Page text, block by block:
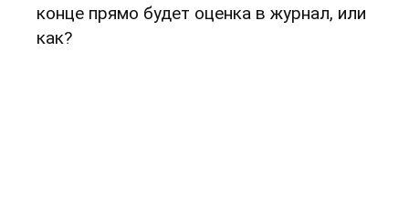
конце прямо будет оценка в журнал, или
как?